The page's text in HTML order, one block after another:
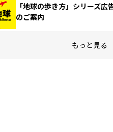
「地球の歩き方」シリーズ広
のご案内
もっと見る